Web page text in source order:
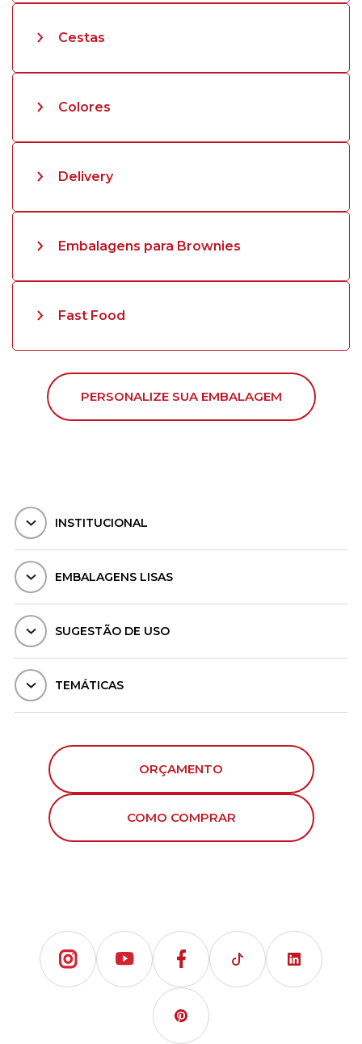
Cestas
Colores
Delivery
Embalagens para Brownies
Fast Food
PERSONALIZE SUA EMBALAGEM
INSTITUCIONAL
EMBALAGENS LISAS
SUGESTÃO DE USO
TEMÁTICAS
ORÇAMENTO
COMO COMPRAR